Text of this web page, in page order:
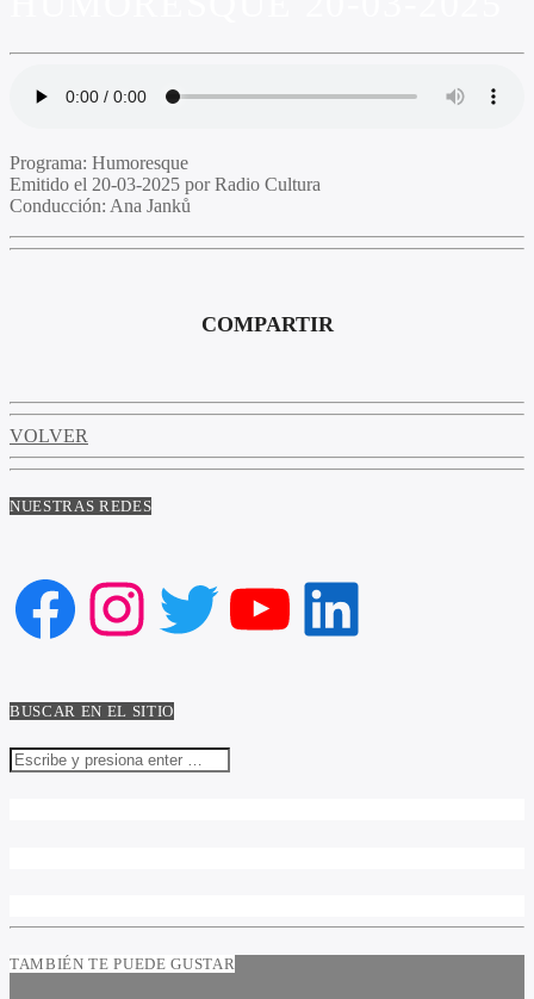
Programa: Humoresque
Emitido el 20-03-2025 por Radio Cultura
Conducción: Ana Janků
COMPARTIR
VOLVER
NUESTRAS REDES
Facebook
Instagram
Twitter
YouTube
LinkedIn
BUSCAR EN EL SITIO
TAMBIÉN TE PUEDE GUSTAR